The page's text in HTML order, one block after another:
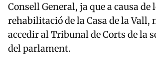
Consell General, ja que a causa de
rehabilitació de la Casa de la Vall,
accedir al Tribunal de Corts de la
del parlament.